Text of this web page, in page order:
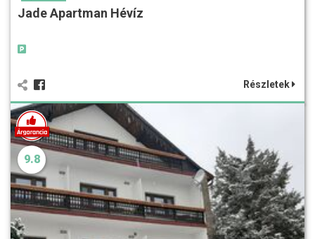
Jade Apartman Hévíz
Részletek
9.8